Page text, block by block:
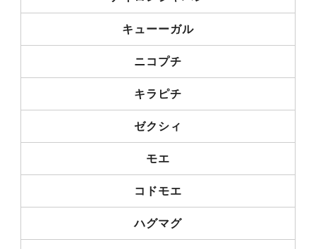
キューーガル
ニコプチ
キラピチ
ゼクシィ
モエ
コドモエ
ハグマグ